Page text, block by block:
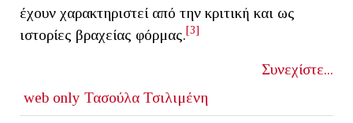
έχουν χαρακτηριστεί από την κριτική και ως
ιστορίες βραχείας φόρμας.[3]
Συνεχίστε...
web only Τασούλα Τσιλιμένη